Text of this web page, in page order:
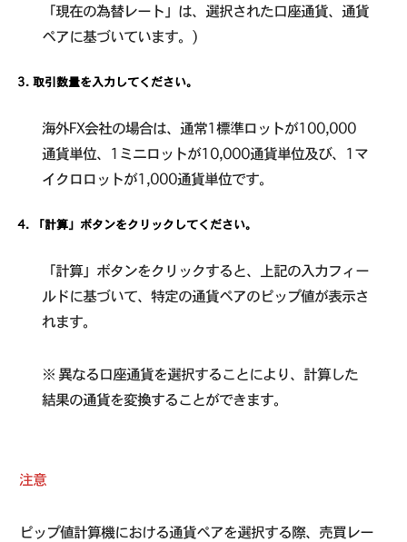
「現在の為替レート」は、選択された口座通貨、通貨
ペアに基づいています。)
取引数量を入力してください。
海外FX会社の場合は、通常1標準ロットが100,000
通貨単位、1ミニロットが10,000通貨単位及び、1マ
イクロロットが1,000通貨単位です。
「計算」ボタンをクリックしてください。
「計算」ボタンをクリックすると、上記の入力フィー
ルドに基づいて、特定の通貨ペアのピップ値が表示さ
れます。
※ 異なる口座通貨を選択することにより、計算した
結果の通貨を変換することができます。
注意
ピップ値計算機における通貨ペアを選択する際、売買レー